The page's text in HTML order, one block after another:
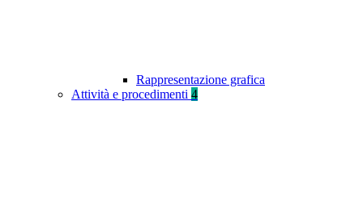
Rappresentazione grafica
Attività e procedimenti 4